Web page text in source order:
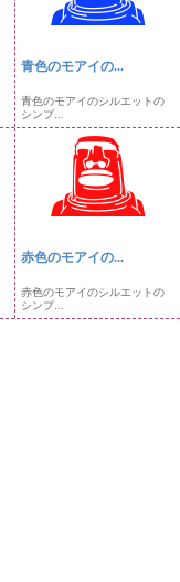
青色のモアイの...
青色のモアイのシルエットの
シンプ...
赤色のモアイの...
赤色のモアイのシルエットの
シンプ...